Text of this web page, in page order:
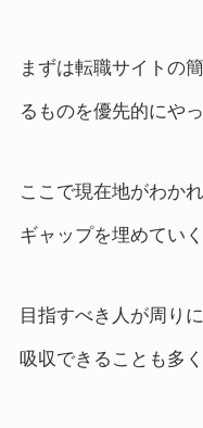
まずは転職サイトの
るものを優先的にや
ここで現在地がわか
ギャップを埋めていく
目指すべき人が周り
吸収できることも多く